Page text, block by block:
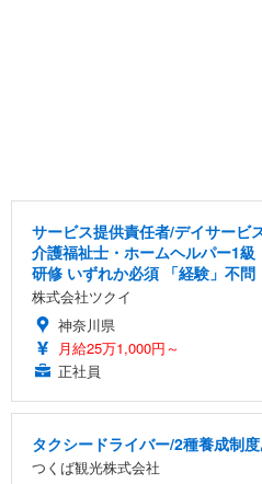
サービス提供責任者/デイサービ
介護福祉士・ホームヘルパー1
研修 いずれか必須 「経験」不問
株式会社ツクイ
神奈川県
月給25万1,000円～
正社員
タクシードライバー/2種養成制度
つくば観光株式会社